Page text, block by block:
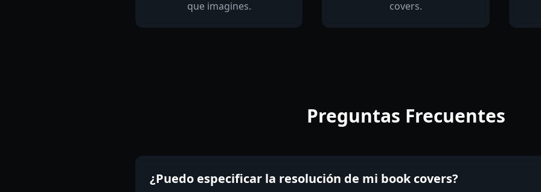
que imagines.
covers.
Preguntas Frecuentes
¿Puedo especificar la resolución de mi book covers?